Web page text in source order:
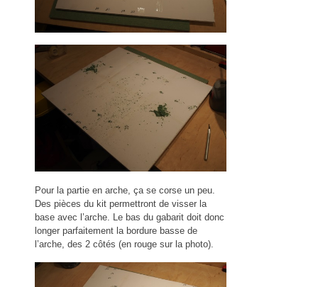
Pour la partie en arche, ça se corse un peu.
Des pièces du kit permettront de visser la
base avec l’arche. Le bas du gabarit doit donc
longer parfaitement la bordure basse de
l’arche, des 2 côtés (en rouge sur la photo).